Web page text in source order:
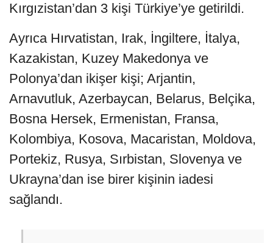
Kırgızistan’dan 3 kişi Türkiye’ye getirildi.
Ayrıca Hırvatistan, Irak, İngiltere, İtalya,
Kazakistan, Kuzey Makedonya ve
Polonya’dan ikişer kişi; Arjantin,
Arnavutluk, Azerbaycan, Belarus, Belçika,
Bosna Hersek, Ermenistan, Fransa,
Kolombiya, Kosova, Macaristan, Moldova,
Portekiz, Rusya, Sırbistan, Slovenya ve
Ukrayna’dan ise birer kişinin iadesi
sağlandı.